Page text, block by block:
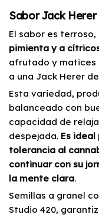
Sabor Jack
El sabor es
pimienta y a
afrutado y matices
a una Jack Herer
Esta variedad,
balanceado con
capacidad de
despejada. Es
tolerancia al
continuar con su
la mente clara.
Semillas a granel
Studio 420,